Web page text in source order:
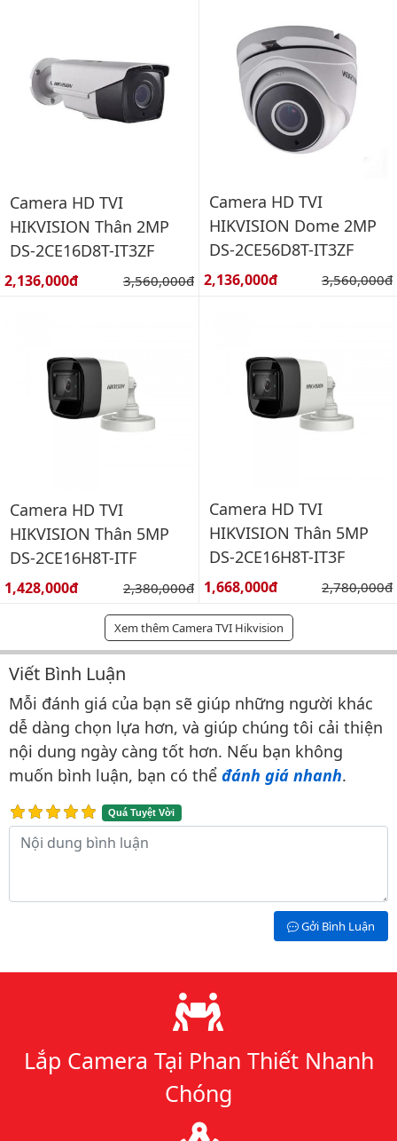
Camera HD TVI
HIKVISION Thân 2MP
DS-2CE16D8T-IT3ZF
Giá bán:
2,136,000đ Giá gốc:
3,560,000đ
Camera HD TVI
HIKVISION Dome 2MP
DS-2CE56D8T-IT3ZF
Giá bán:
2,136,000đ Giá gốc:
3,560,000đ
Camera HD TVI
HIKVISION Thân 5MP
DS-2CE16H8T-ITF
Giá bán:
1,428,000đ Giá gốc:
2,380,000đ
Camera HD TVI
HIKVISION Thân 5MP
DS-2CE16H8T-IT3F
Giá bán:
1,668,000đ Giá gốc:
2,780,000đ
Xem thêm Camera TVI Hikvision
Bình luận & Đánh giá
Viết Bình Luận
Mỗi đánh giá của bạn sẽ giúp những người khác
dễ dàng chọn lựa hơn, và giúp chúng tôi cải thiện
nội dung ngày càng tốt hơn. Nếu bạn không
muốn bình luận, bạn có thể đánh giá nhanh.
Quá Tuyệt Vời
Nội dung bình luận
Gởi Bình Luận
Lý do chọn chúng tôi
Lắp Camera Tại Phan Thiết Nhanh
Chóng